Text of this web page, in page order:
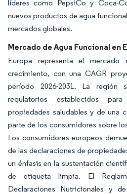
líderes como PepsiCo y Coca-
nuevos productos de agua
mercados globales.
Mercado de Agua Funcional en
Europa representa el
crecimiento, con una CAGR
período 2026-2031. La región
regulatorios establecidos
propiedades saludables y de una
parte de los consumidores sobre
Los consumidores europeos
de las declaraciones de
un énfasis en la sustentación
de etiqueta limpia. El
Declaraciones Nutricionales y